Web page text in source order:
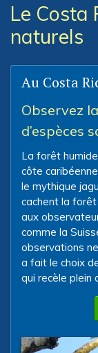
Le Costa
naturels
Au Costa
Observez
d’espèces
La forêt
côte
le mythique
cachent la
aux
comme la
observations
a fait le choix
qui recèle plein